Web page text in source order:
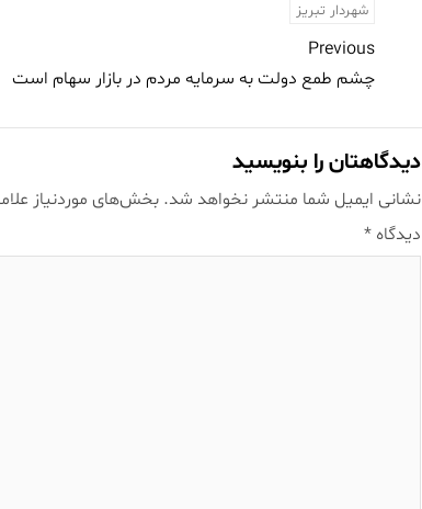
شهردار تبریز
Previous
چشم طمع دولت به سرمایه مردم در بازار سهام است
دیدگاهتان را بنویسید
نشانی ایمیل شما منتشر نخواهد شد. بخش‌های موردنیاز
دیدگاه *